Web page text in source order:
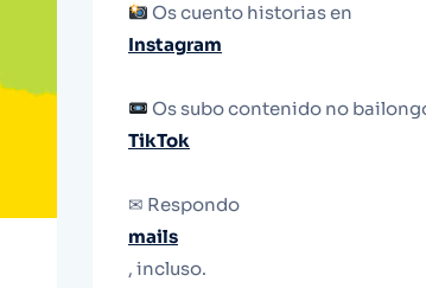
Os cuento historias en
Instagram
Os subo contenido no
TikTok
✉ Respondo
mails
, incluso.